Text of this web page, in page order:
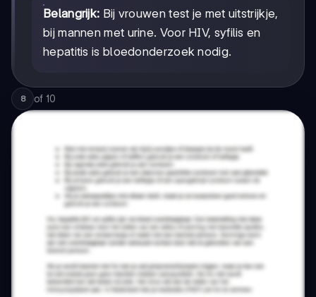
Belangrijk: Bij vrouwen test je met uitstrijkje,
bij mannen met urine. Voor HIV, syfilis en
hepatitis is bloedonderzoek nodig.
8 of 10